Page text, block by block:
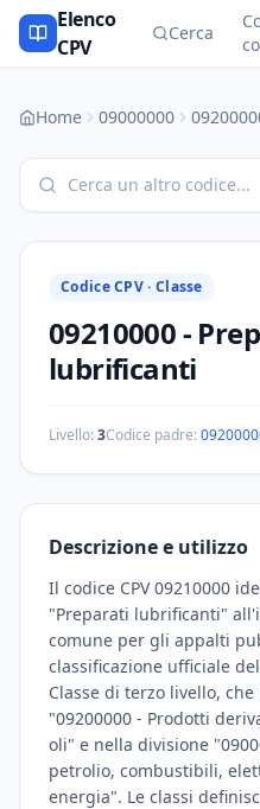
Elenco
CPV
Cerca
Home 09000000
Codice CPV · Classe
09210000-
lubrificanti
Livello:3Codice padre:
Descrizione e utilizzo
Il codice CPV 09210000
"Preparati lubrificanti"
comune per gli appalti
classificazione ufficiale
Classe di terzo livello,
"09200000 - Prodotti
oli" e nella divisione
petrolio, combustibili,
energia". Le classi